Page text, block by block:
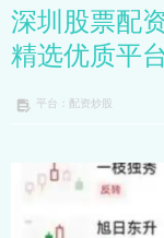
深圳股票配
精选优质平
平台：配资炒股